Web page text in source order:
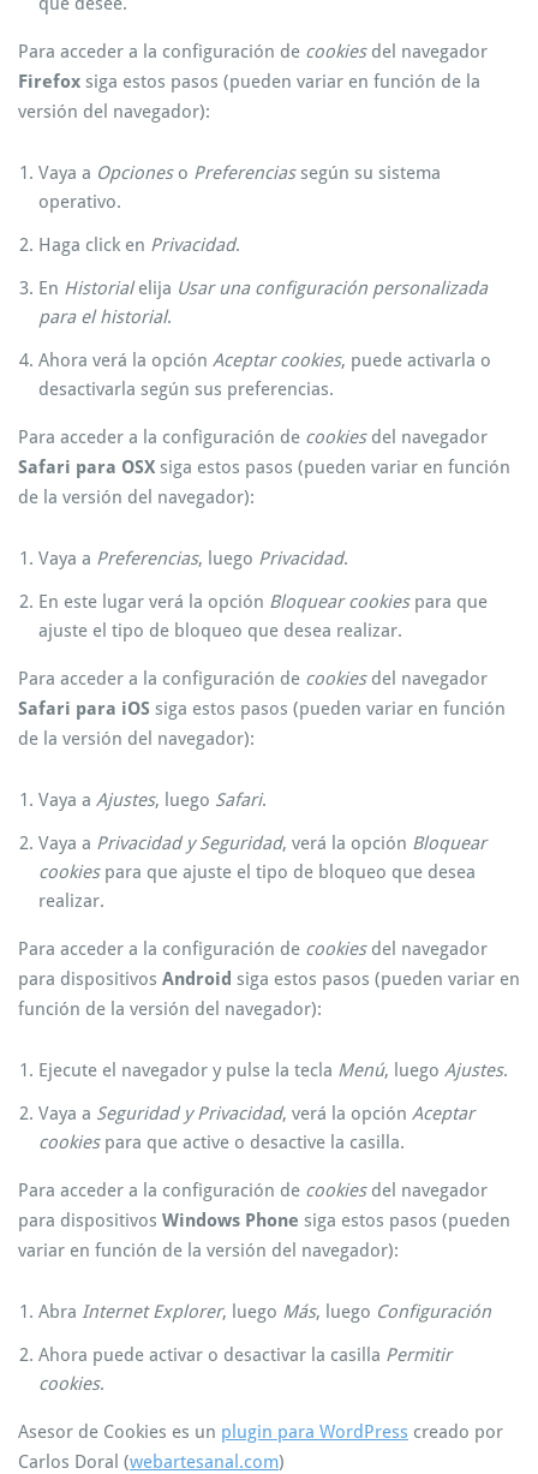
Para acceder a la configuración de cookiesdel navegador
Firefox siga estos pasos (pueden variar en función de la
versión del navegador):
Vaya a Opcioneso Preferenciassegún su sistema
operativo.
Haga click en Privacidad.
En Historialelija Usar una configuración personalizada
para el historial.
Ahora verá la opción Aceptar cookies, puede activarla o
desactivarla según sus preferencias.
Para acceder a la configuración de cookiesdel navegador
Safari para OSX siga estos pasos (pueden variar en función
de la versión del navegador):
Vaya a Preferencias, luego Privacidad.
En este lugar verá la opción Bloquear cookiespara que
ajuste el tipo de bloqueo que desea realizar.
Para acceder a la configuración de cookiesdel navegador
Safari para iOS siga estos pasos (pueden variar en función
de la versión del navegador):
Vaya a Ajustes, luego Safari.
Vaya a Privacidad y Seguridad, verá la opción Bloquear
cookiespara que ajuste el tipo de bloqueo que desea
realizar.
Para acceder a la configuración de cookiesdel navegador
para dispositivos Android siga estos pasos (pueden variar en
función de la versión del navegador):
Ejecute el navegador y pulse la tecla Menú, luego Ajustes.
Vaya a Seguridad y Privacidad, verá la opción Aceptar
cookiespara que active o desactive la casilla.
Para acceder a la configuración de cookiesdel navegador
para dispositivos Windows Phone siga estos pasos (pueden
variar en función de la versión del navegador):
Abra Internet Explorer, luego Más, luego Configuración
Ahora puede activar o desactivar la casilla Permitir
cookies.
Asesor de Cookies es un plugin para WordPress creado por
Carlos Doral (webartesanal.com)